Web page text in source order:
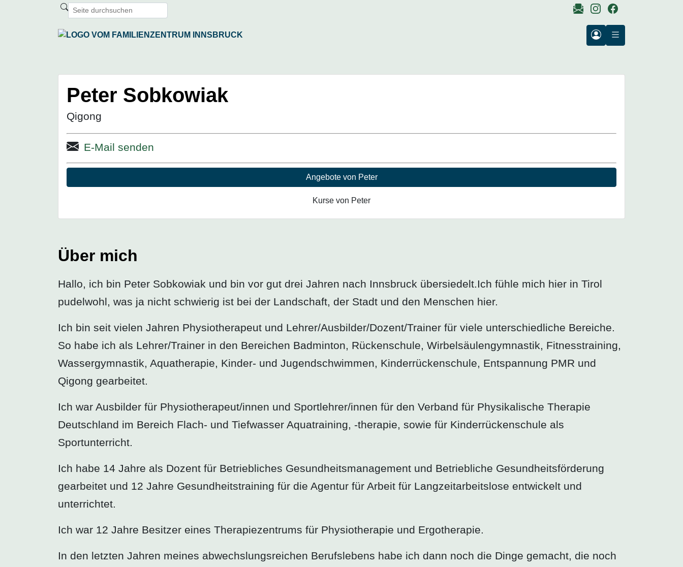
Peter Sobkowiak
Qigong
E-Mail senden
Angebote von Peter
Kurse von Peter
Über mich
Hallo, ich bin Peter Sobkowiak und bin vor gut drei Jahren nach Innsbruck übersiedelt.Ich fühle mich hier in Tirol
pudelwohl, was ja nicht schwierig ist bei der Landschaft, der Stadt und den Menschen hier.
Ich bin seit vielen Jahren Physiotherapeut und Lehrer/Ausbilder/Dozent/Trainer für viele unterschiedliche Bereiche.
So habe ich als Lehrer/Trainer in den Bereichen Badminton, Rückenschule, Wirbelsäulengymnastik, Fitnesstraining,
Wassergymnastik, Aquatherapie, Kinder- und Jugendschwimmen, Kinderrückenschule, Entspannung PMR und
Qigong gearbeitet.
Ich war Ausbilder für Physiotherapeut/innen und Sportlehrer/innen für den Verband für Physikalische Therapie
Deutschland im Bereich Flach- und Tiefwasser Aquatraining, -therapie, sowie für Kinderrückenschule als
Sportunterricht.
Ich habe 14 Jahre als Dozent für Betriebliches Gesundheitsmanagement und Betriebliche Gesundheitsförderung
gearbeitet und 12 Jahre Gesundheitstraining für die Agentur für Arbeit für Langzeitarbeitslose entwickelt und
unterrichtet.
Ich war 12 Jahre Besitzer eines Therapiezentrums für Physiotherapie und Ergotherapie.
In den letzten Jahren meines abwechslungsreichen Berufslebens habe ich dann noch die Dinge gemacht, die noch